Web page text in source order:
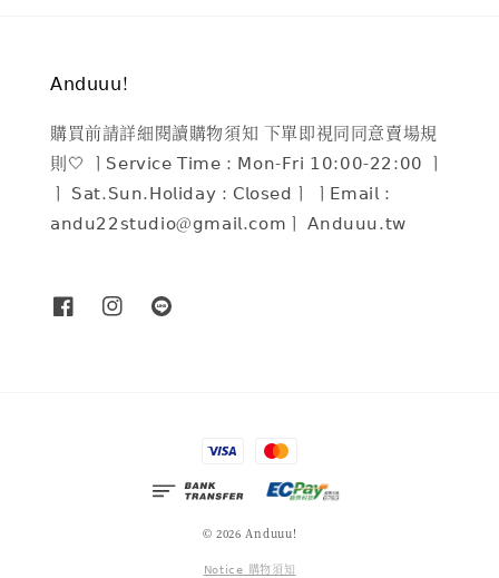
𝖠𝗇𝖽𝗎𝗎𝗎!
購買前請詳細閱讀購物須知 下單即視同同意賣場規
則🤍 ㅣ𝖲𝖾𝗋𝗏𝗂𝖼𝖾 𝖳𝗂𝗆𝖾 : 𝖬𝗈𝗇-𝖥𝗋𝗂 𝟣𝟢:𝟢𝟢-𝟤𝟤:𝟢𝟢 ㅣ
ㅣ 𝖲𝖺𝗍.𝖲𝗎𝗇.𝖧𝗈𝗅𝗂𝖽𝖺𝗒 : 𝖢𝗅𝗈𝗌𝖾𝖽ㅣ ㅣ𝖤𝗆𝖺𝗂𝗅 :
𝖺𝗇𝖽𝗎𝟤𝟤𝗌𝗍𝗎𝖽𝗂𝗈@𝗀𝗆𝖺𝗂𝗅.𝖼𝗈𝗆ㅣ 𝖠𝗇𝖽𝗎𝗎𝗎.𝗍𝗐
© 2026 Anduuu!
𝖭𝗈𝗍𝗂𝖼𝖾 購物須知